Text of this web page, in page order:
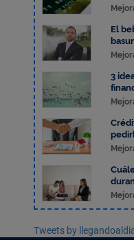
El
3
Tweets by